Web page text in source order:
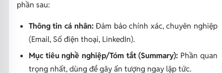
phần sau:
Thông tin cá nhân:Đảm bảo chính xác, chuyên nghiệp
(Email, Số điện thoại, LinkedIn).
Mục tiêu nghề nghiệp/Tóm tắt (Summary): Phần quan
trọng nhất, dùng để gây ấn tượng ngay lập tức.